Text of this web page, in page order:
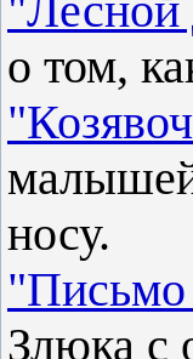
"Лесной
о том,
носу.
"Письмо
Злюка с